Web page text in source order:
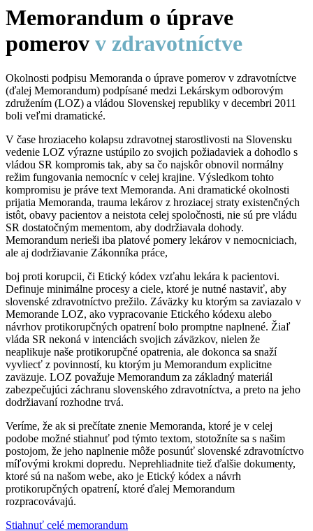
Memorandum o úprave
pomerov v zdravotníctve
Okolnosti podpisu Memoranda o úprave pomerov v zdravotníctve
(ďalej Memorandum) podpísané medzi Lekárskym odborovým
združením (LOZ) a vládou Slovenskej republiky v decembri 2011
boli veľmi dramatické.
V čase hroziaceho kolapsu zdravotnej starostlivosti na Slovensku
vedenie LOZ výrazne ustúpilo zo svojich požiadaviek a dohodlo s
vládou SR kompromis tak, aby sa čo najskôr obnovil normálny
režim fungovania nemocníc v celej krajine. Výsledkom tohto
kompromisu je práve text Memoranda. Ani dramatické okolnosti
prijatia Memoranda, trauma lekárov z hroziacej straty existenčných
istôt, obavy pacientov a neistota celej spoločnosti, nie sú pre vládu
SR dostatočným mementom, aby dodržiavala dohody.
Memorandum nerieši iba platové pomery lekárov v nemocniciach,
ale aj dodržiavanie Zákonníka práce,
boj proti korupcii, či Etický kódex vzťahu lekára k pacientovi.
Definuje minimálne procesy a ciele, ktoré je nutné nastaviť, aby
slovenské zdravotníctvo prežilo. Záväzky ku ktorým sa zaviazalo v
Memorande LOZ, ako vypracovanie Etického kódexu alebo
návrhov protikorupčných opatrení bolo promptne naplnené. Žiaľ
vláda SR nekoná v intenciách svojich záväzkov, nielen že
neaplikuje naše protikorupčné opatrenia, ale dokonca sa snaží
vyvliecť z povinností, ku ktorým ju Memorandum explicitne
zaväzuje. LOZ považuje Memorandum za základný materiál
zabezpečujúci záchranu slovenského zdravotníctva, a preto na jeho
dodržiavaní rozhodne trvá.
Veríme, že ak si prečítate znenie Memoranda, ktoré je v celej
podobe možné stiahnuť pod týmto textom, stotožníte sa s našim
postojom, že jeho naplnenie môže posunúť slovenské zdravotníctvo
míľovými krokmi dopredu. Neprehliadnite tiež ďalšie dokumenty,
ktoré sú na našom webe, ako je Etický kódex a návrh
protikorupčných opatrení, ktoré ďalej Memorandum
rozpracovávajú.
Stiahnuť celé memorandum